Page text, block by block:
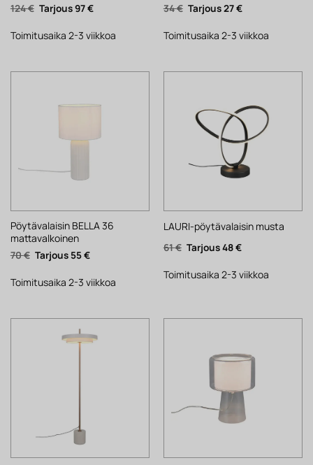
124€ Alkuperäinen
hinta
124 €.
97€Nykyinen
97 €.
Toimitusaika 2-3 viikkoa
34€ Alkuperäinen
hinta
34 €.
27€Nykyinen
27 €.
Toimitusaika 2-3 viikkoa
Pöytävalaisin BELLA 36
mattavalkoinen
70€ Alkuperäinen
hinta
70 €.
55€Nykyinen
55 €.
Toimitusaika 2-3 viikkoa
LAURI-pöytävalaisin musta
61€ Alkuperäinen
hinta
61 €.
48€Nykyinen
48 €.
Toimitusaika 2-3 viikkoa